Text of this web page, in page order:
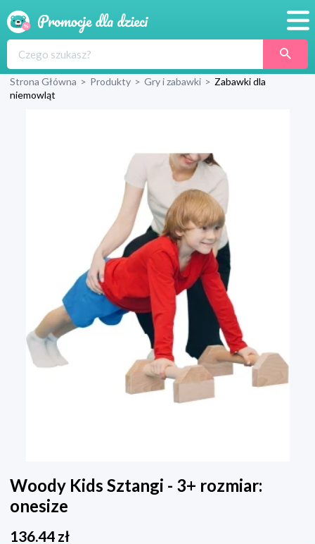
Produkty
Blog
Wyprawka
Strona Główna > Produkty > Gry i zabawki > Zabawki dla
niemowląt
Woody Kids Sztangi - 3+ rozmiar:
onesize
136.44 zł